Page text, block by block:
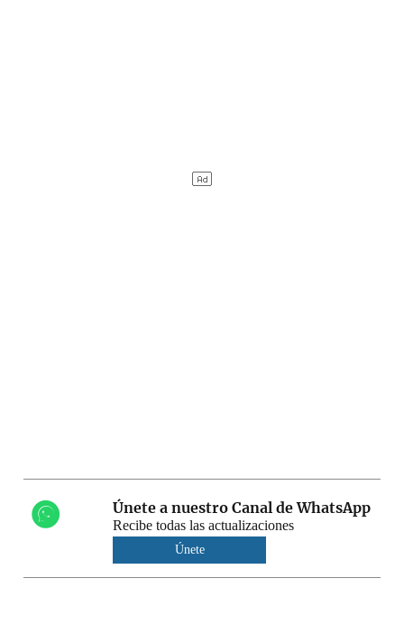
Únete a nuestro Canal de WhatsApp
Recibe todas las actualizaciones
Únete